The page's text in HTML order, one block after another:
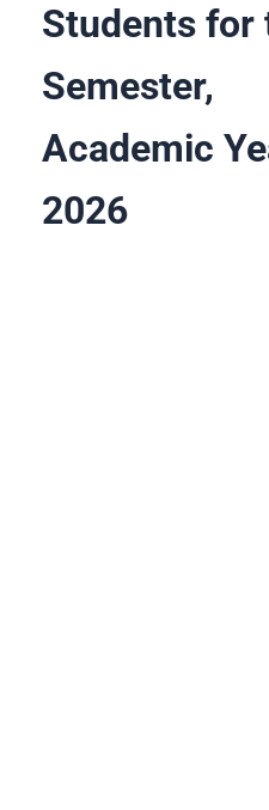
Students for
Semester,
Academic
2026